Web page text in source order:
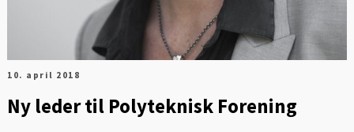
10. april 2018
Ny leder til Polyteknisk Forening